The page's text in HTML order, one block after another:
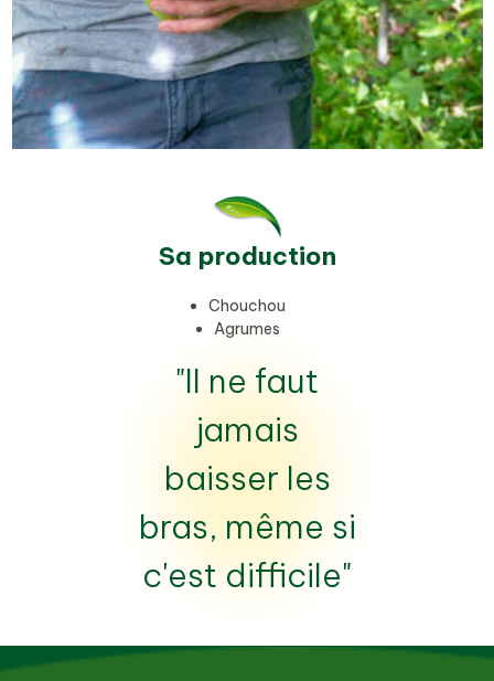
Sa production
Chouchou
Agrumes
"Il ne faut
jamais
baisser les
bras, même si
c'est difficile"